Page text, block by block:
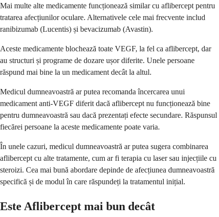
Mai multe alte medicamente funcționează similar cu aflibercept pentru
tratarea afecțiunilor oculare. Alternativele cele mai frecvente includ
ranibizumab (Lucentis) și bevacizumab (Avastin).
Aceste medicamente blochează toate VEGF, la fel ca aflibercept, dar
au structuri și programe de dozare ușor diferite. Unele persoane
răspund mai bine la un medicament decât la altul.
Medicul dumneavoastră ar putea recomanda încercarea unui
medicament anti-VEGF diferit dacă aflibercept nu funcționează bine
pentru dumneavoastră sau dacă prezentați efecte secundare. Răspunsul
fiecărei persoane la aceste medicamente poate varia.
În unele cazuri, medicul dumneavoastră ar putea sugera combinarea
aflibercept cu alte tratamente, cum ar fi terapia cu laser sau injecțiile cu
steroizi. Cea mai bună abordare depinde de afecțiunea dumneavoastră
specifică și de modul în care răspundeți la tratamentul inițial.
Este Aflibercept mai bun decât